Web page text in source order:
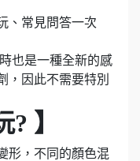
、常見問答一次
也是一種全新的感
，因此不需要特別
】
形，不同的顏色混